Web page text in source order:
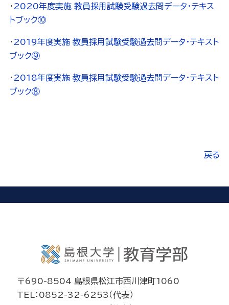
・ 2020年度実施 教員採用試験受験過去問データ・テキス
トブック⑩
・ 2019年度実施 教員採用試験受験過去問データ・テキスト
ブック⑨
・ 2018年度実施 教員採用試験受験過去問データ・テキスト
ブック⑧
戻る
〒690-8504 島根県松江市西川津町1060
TEL：0852-32-6253（代表）